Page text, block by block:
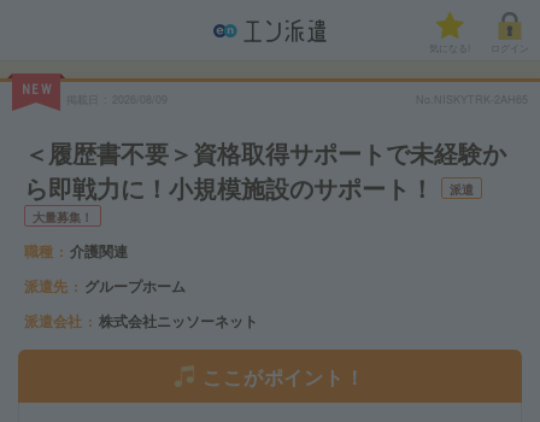
気になる!
NEW
No.NISKYTRK-2AH65
＜履歴書不要＞資格取得サポートで未経験か
ら即戦力に！小規模施設のサポート！
派遣
大量募集！
職種
介護関連
派遣先
グループホーム
派遣会社
株式会社ニッソーネット
ここがポイント！